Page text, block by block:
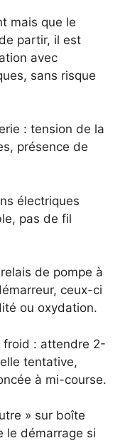
mais que le
partir, il est
avec
sans risque
: tension de la
présence de
électriques
pas de fil
de pompe à
ceux-ci
ou oxydation.
froid : attendre 2-
tentative,
à mi-course.
» sur boîte
le démarrage si